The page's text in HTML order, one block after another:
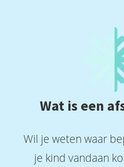
Wat is een
Wil je weten waar
je kind vandaan